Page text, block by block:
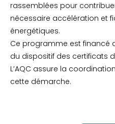
rassemblées pour
nécessaire accélération et
énergétiques.
Ce programme est financé
du dispositif des certificats
L’AQC assure la
cette démarche.